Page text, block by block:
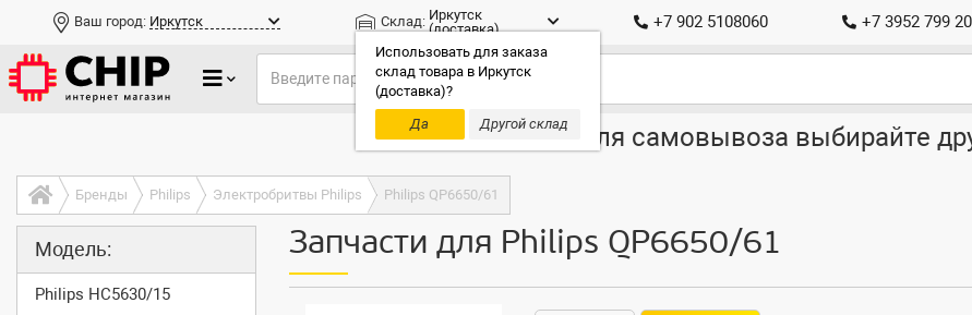
Ваш город: Иркутск Склад: Иркутск
(доставка)
Использовать для заказа
склад товара в Иркутск
(доставка)?
Да
Другой склад
+7 902 5108060 +7 3952 799
Только доставка, для самовывоза выбирайте
Бренды Philips Электробритвы Philips Philips QP6650/61
Модель:
Philips HC5630/15
Запчасти для Philips QP6650/61